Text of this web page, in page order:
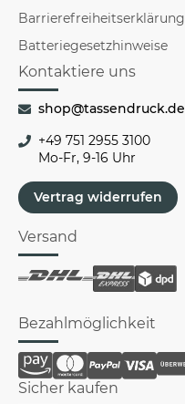
Barrierefreiheitserklärung
Batteriegesetzhinweise
Kontaktiere uns
shop@tassendruck.de
+49 751 2955 3100
Mo-Fr, 9-16 Uhr
Vertrag widerrufen
Versand
Bezahlmöglichkeit
Sicher kaufen